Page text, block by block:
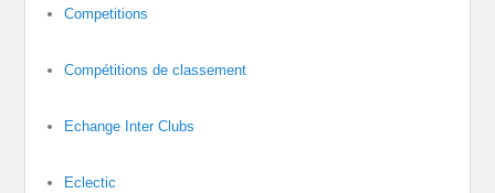
Competitions
Compétitions de classement
Echange Inter Clubs
Eclectic